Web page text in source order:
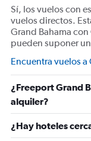
displaying
values.
Range:
17.5
30.
Sí, los vuelos con
vuelos directos.
Grand Bahama
pueden suponer
Encuentra vuelos a
¿Freeport Grand
alquiler?
¿Hay hoteles